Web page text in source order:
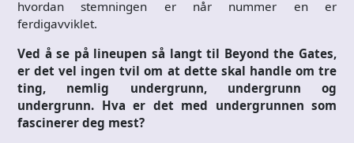
hvordan stemningen er når nummer en er
ferdigavviklet.
Ved å se på lineupen så langt til Beyond the Gates,
er det vel ingen tvil om at dette skal handle om tre
ting, nemlig undergrunn, undergrunn og
undergrunn. Hva er det med undergrunnen som
fascinerer deg mest?